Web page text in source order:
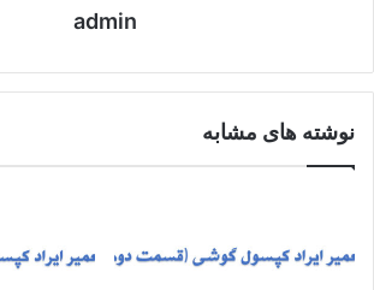
admin
نوشته های مشابه